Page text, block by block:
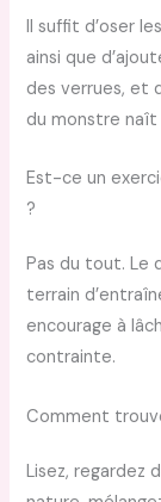
Il suffit d’oser
ainsi que
des verrues, et
du monstre
Est-ce un
?
Pas du tout. Le
terrain
encourage à
contrainte.
Comment
Lisez, regardez